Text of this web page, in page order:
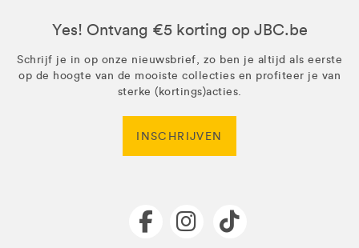
Yes! Ontvang €5 korting op JBC.be
Schrijf je in op onze nieuwsbrief, zo ben je altijd als eerste
op de hoogte van de mooiste collecties en profiteer je van
sterke (kortings)acties.
INSCHRIJVEN